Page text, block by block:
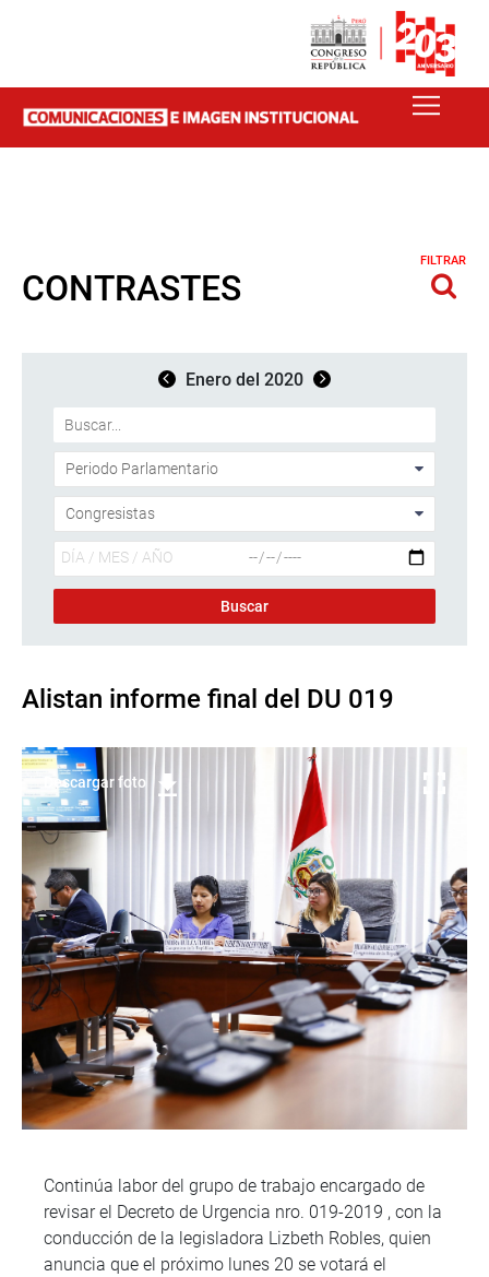
CONTRASTES
FILTRAR
Enero del 2020
Alistan informe final del DU 019
Descargar foto
Continúa labor del grupo de trabajo encargado de
revisar el Decreto de Urgencia nro. 019-2019 , con la
conducción de la legisladora Lizbeth Robles, quien
anuncia que el próximo lunes 20 se votará el